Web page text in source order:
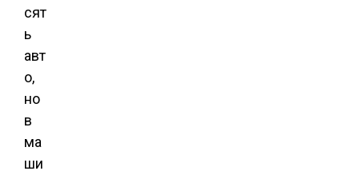
сят
ь
авт
о,
но
в
ма
ши